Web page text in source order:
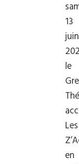
13
juin
le
Les
en